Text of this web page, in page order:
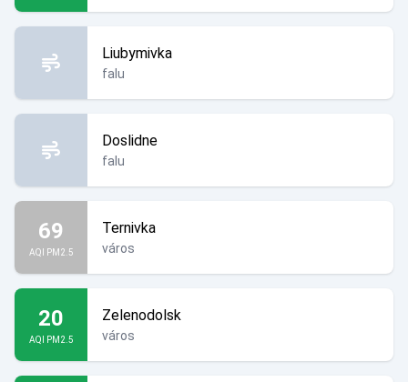
Liubymivka
falu
Doslidne
falu
69
AQI PM2.5
Ternivka
város
20
AQI PM2.5
Zelenodolsk
város